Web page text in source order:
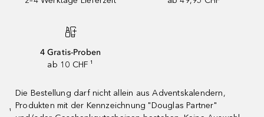
4 Gratis-Proben
ab 10 CHF ¹
¹
Die Bestellung darf nicht allein aus Adventskalendern,
Produkten mit der Kennzeichnung "Douglas Partner"